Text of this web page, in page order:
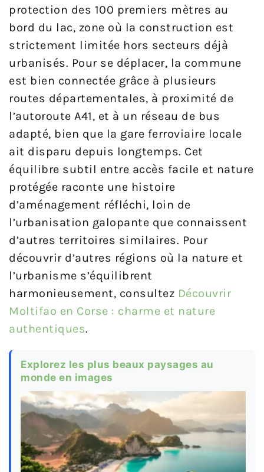
protection des 100 premiers mètres au
bord du lac, zone où la construction est
strictement limitée hors secteurs déjà
urbanisés. Pour se déplacer, la commune
est bien connectée grâce à plusieurs
routes départementales, à proximité de
l’autoroute A41, et à un réseau de bus
adapté, bien que la gare ferroviaire locale
ait disparu depuis longtemps. Cet
équilibre subtil entre accès facile et nature
protégée raconte une histoire
d’aménagement réfléchi, loin de
l’urbanisation galopante que connaissent
d’autres territoires similaires. Pour
découvrir d’autres régions où la nature et
l’urbanisme s’équilibrent
harmonieusement, consultez Découvrir
Moltifao en Corse : charme et nature
authentiques.
Explorez les plus beaux paysages au
monde en images